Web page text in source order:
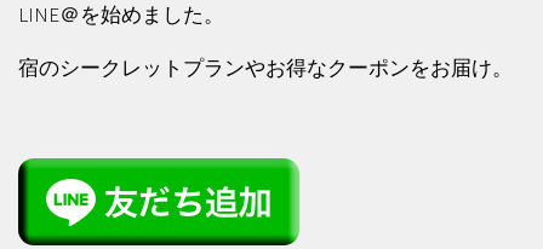
LINE＠を始めました。
宿のシークレットプランやお得なクーポンをお届け。